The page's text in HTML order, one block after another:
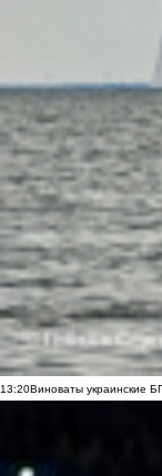
13:20Виноваты украинские